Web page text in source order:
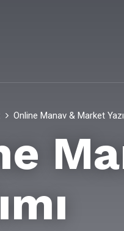
Online Manav & Market